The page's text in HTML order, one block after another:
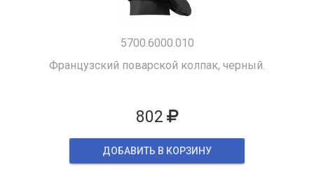
5700.6000.010
Французский поварской колпак, черный.
802
ДОБАВИТЬ В КОРЗИНУ